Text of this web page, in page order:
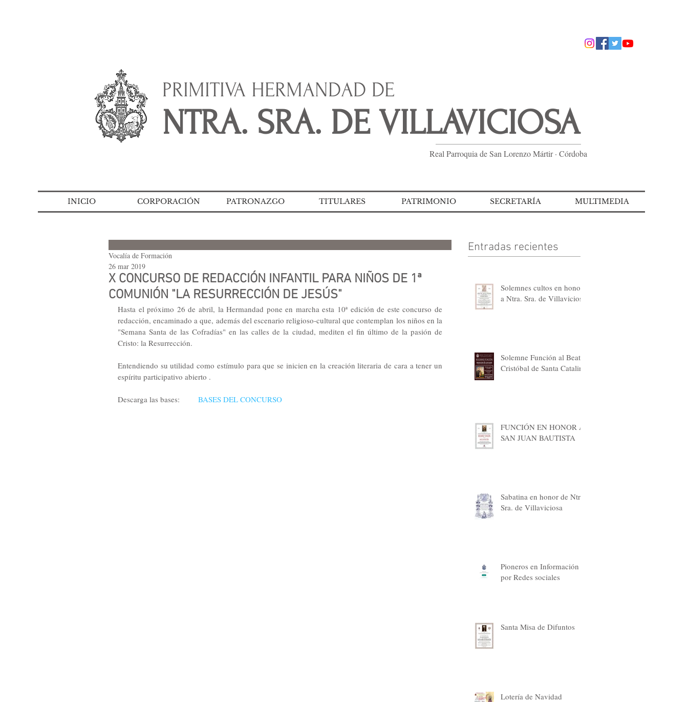
PRIMITIVA HERMANDAD DE
NTRA. SRA. DE VILLAVICIOSA
Real Parroquia de San Lorenzo Mártir · Córdoba
INICIO CORPORACIÓN PATRONAZGO TITULARES PATRIMONIO SECRETARÍA MULTIMEDIA
X CONCURSO DE REDACCIÓN INFANTIL PARA NIÑOS DE 1ª
COMUNIÓN "LA RESURRECCIÓN DE JESÚS"
Vocalía de Formación
26 mar 2019
Hasta el próximo 26 de abril, la Hermandad pone en marcha esta 10ª edición de este concurso de
redacción, encaminado a que, además del escenario religioso-cultural que contemplan los niños en la
"Semana Santa de las Cofradías" en las calles de la ciudad, mediten el fin último de la pasión de
Cristo: la Resurrección.
Entendiendo su utilidad como estímulo para que se inicien en la creación literaria de cara a tener un
espíritu participativo abierto .
Descarga las bases: BASES DEL CONCURSO
Entradas recientes
Solemnes cultos en honor
a Ntra. Sra. de Villaviciosa
Solemne Función al Beato
Cristóbal de Santa Catalina
FUNCIÓN EN HONOR A
SAN JUAN BAUTISTA
Sabatina en honor de Ntra.
Sra. de Villaviciosa
Pioneros en Información
por Redes sociales
Santa Misa de Difuntos
Lotería de Navidad